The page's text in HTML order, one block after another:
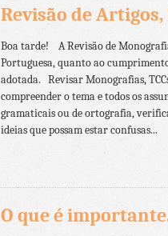
Revisão de
Boa tarde! A Revisão de
Portuguesa, quanto ao
adotada. Revisar Monografias,
compreender o tema e todos os
gramaticais ou de ortografia,
ideias que possam estar confusas...
O que é